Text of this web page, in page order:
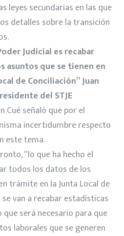
leyes secundarias en las que
detalles sobre la transición
Judicial es recabar
asuntos que se tienen en
de Conciliación” Juan
del STJE
Cué señaló que por el
incertidumbre respecto
este tema.
“lo que ha hecho el
todos los datos de los
trámite en la Junta Local de
se van a recabar estadísticas
será necesario para que
laborales que se generen